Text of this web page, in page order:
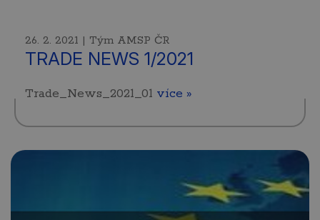
26. 2. 2021 | Tým AMSP ČR
TRADE NEWS 1/2021
Trade_News_2021_01 více »